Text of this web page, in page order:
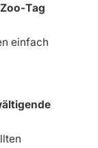
Tag
einfach